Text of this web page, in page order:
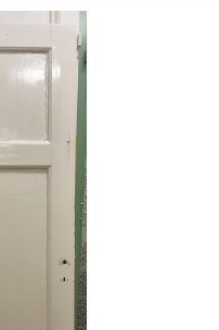
Enkeldörr 3 speglar